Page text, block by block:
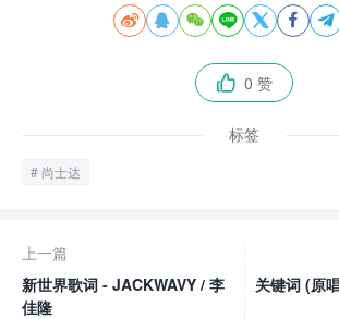
      
 0 赞
标签
尚士达
上一篇
新世界歌词 - JACKWAVY / 李
佳隆
关键词 (原